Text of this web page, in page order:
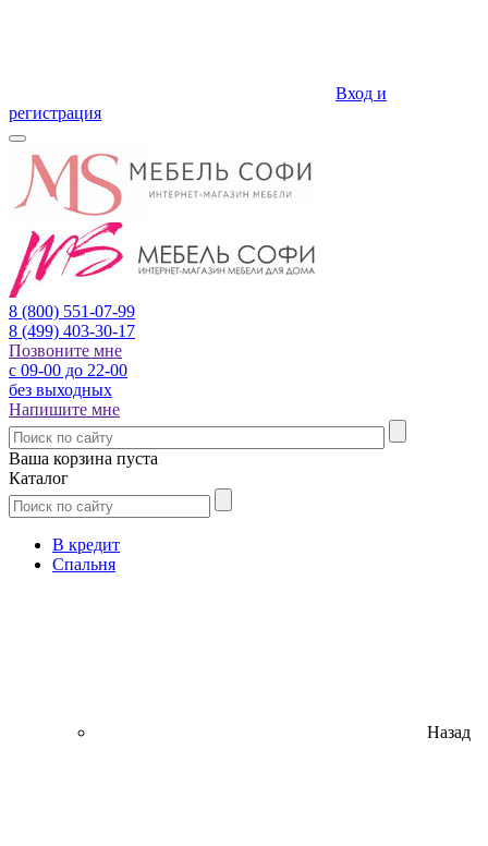
Вход и
регистрация
8 (800) 551-07-99
8 (499) 403-30-17
Позвоните мне
с 09-00 до 22-00
без выходных
Напишите мне
Ваша корзина пуста
Каталог
В кредит
Спальня
Назад